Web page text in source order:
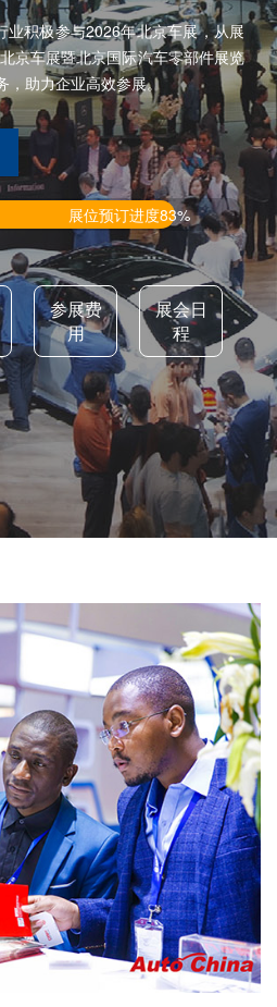
业积极参与2026年北京车展，从展
京车展暨北京国际汽车零部件展览
，助力企业高效参展。
展位预订进度83%
参展费
用
展会日
程